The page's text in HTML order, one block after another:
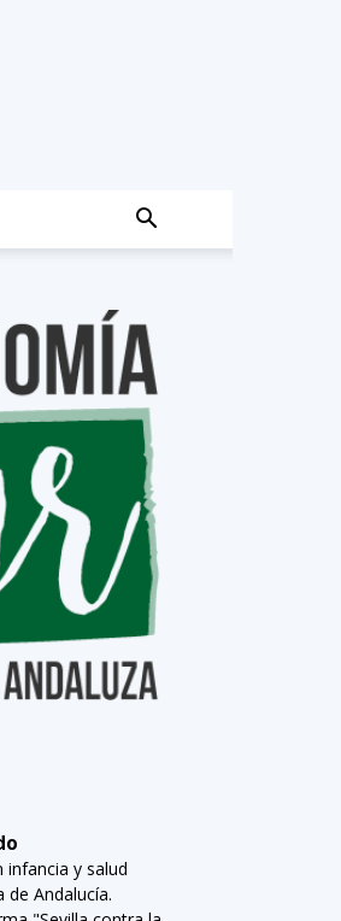
infancia y salud
de Andalucía.